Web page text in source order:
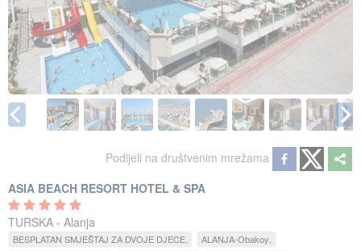
Podijeli na društvenim mrežama
ASIA BEACH RESORT HOTEL & SPA
TURSKA - Alanja
BESPLATAN SMJEŠTAJ ZA DVOJE DJECE
ALANJA-Obakoy